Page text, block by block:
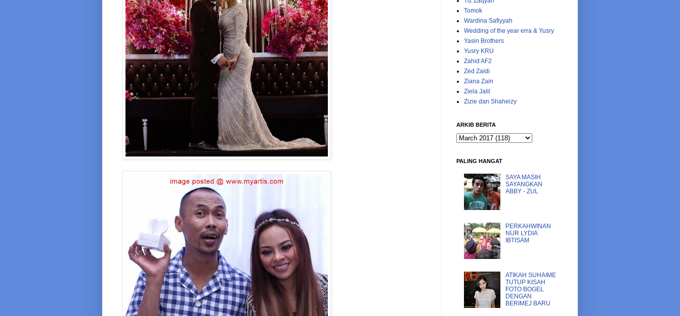
Tomok
Wardina Safiyyah
Wedding of the year erra & Yusry
Yasin Brothers
Yusry KRU
Zahid AF2
Zed Zaidi
Ziana Zain
Ziela Jalil
Zizie dan Shaheizy
ARKIB BERITA
PALING HANGAT
SAYA MASIH
SAYANGKAN
ABBY - ZUL
PERKAHWINAN
NUR LYDIA
IBTISAM
ATIKAH SUHAIME
TUTUP KISAH
FOTO BOGEL
DENGAN
BERIMEJ BARU